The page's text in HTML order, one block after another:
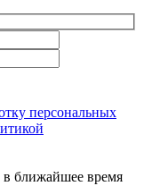
персональных
ближайшее время